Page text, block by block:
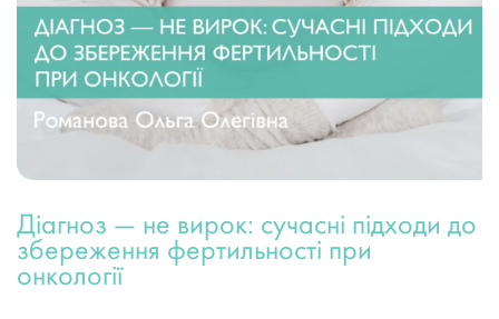
Діагноз — не вирок: сучасні підходи до
збереження фертильності при
онкології